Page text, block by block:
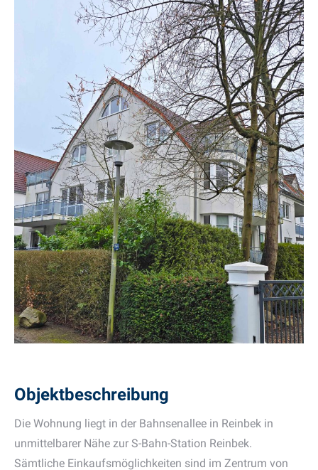
Objektbeschreibung
Die Wohnung liegt in der Bahnsenallee in Reinbek in
unmittelbarer Nähe zur S-Bahn-Station Reinbek.
Sämtliche Einkaufsmöglichkeiten sind im Zentrum von